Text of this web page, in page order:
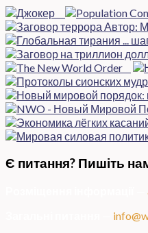
Є питання? Пишіть